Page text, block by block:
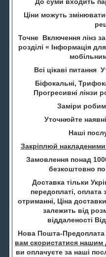
Ціни можуть
Точне Включення лінз
розділі « Інформація
Всі цікаві питання
Біфокальні,
Прогресивні лінзи
Заміри
Уточнюйте
Наші
Закріплюй
Замовлення понад
безкоштовно по
Доставка тільки
передоплаті, оплата
отриманні, Ціна
залежить від
віддаленості
Нова Пошта-Предоплата
вам скористатися нашим
ви оплачуєте за наші